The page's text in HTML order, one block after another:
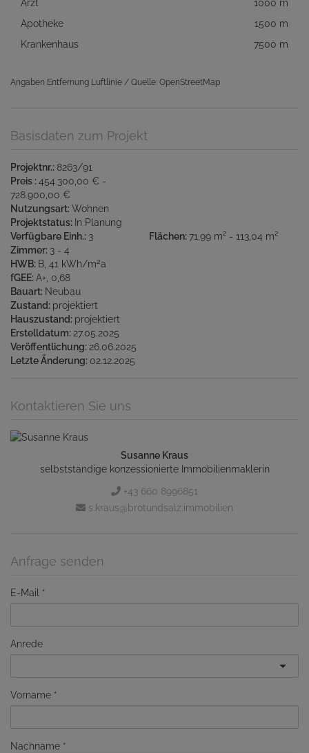
Arzt
1000 m
Apotheke
1500 m
Krankenhaus
7500 m
Angaben Entfernung Luftlinie / Quelle: OpenStreetMap
Basisdaten zum Projekt
Projektnr. 8263/91
Preis 454.300,00 € -
728.900,00 €
Nutzungsart Wohnen
Projektstatus
In Planung
Verfügbare Einh. 3 Flächen 71,99 m² - 113,04 m²
Zimmer 3 - 4
HWB B, 41 kWh/m2a
fGEE A+, 0,68
Bauart Neubau
Zustand projektiert
Hauszustand projektiert
Erstelldatum 27.05.2025
Veröffentlichung 26.06.2025
Letzte Änderung 02.12.2025
Kontaktieren Sie uns
Susanne Kraus
selbstständige konzessionierte Immobilienmaklerin
+43 660 8996851
s.kraus@brotundsalz.immobilien
Anfrage senden
E-Mail
Anrede
Vorname
Nachname